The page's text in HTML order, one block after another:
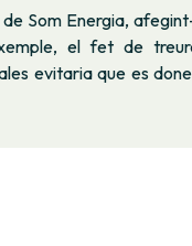
Som Energia,
el fet de
evitaria que es